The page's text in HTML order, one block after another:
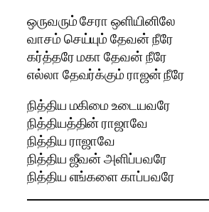
ஒருவரும் சேரா ஒளியினிலே
வாசம் செய்யும் தேவன் நீரே
கர்த்தரே மகா தேவன் நீரே
எல்லா தேவர்க்கும் ராஜன் நீரே
நித்திய மகிமை உடையவரே
நித்தியத்தின் ராஜாவே
நித்திய ராஜாவே
நித்திய ஜீவன் அளிப்பவரே
நித்திய எங்களை காப்பவரே